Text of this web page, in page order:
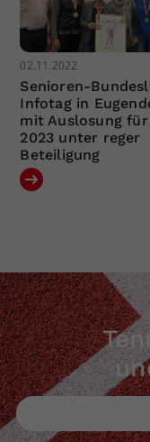
02.11.2022
Senioren-
Infotag in
mit Auslosung für
2023 unter reger
Beteiligung